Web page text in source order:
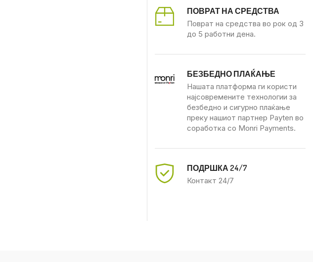
ПОВРАТ НА СРЕДСТВА
Поврат на средства во рок од 3
до 5 работни дена.
БЕЗБЕДНО ПЛАЌАЊЕ
Нашата платформа ги користи
најсовремените технологии за
безбедно и сигурно плаќање
преку нашиот партнер Payten во
соработка со Monri Payments.
ПОДРШКА 24/7
Контакт 24/7